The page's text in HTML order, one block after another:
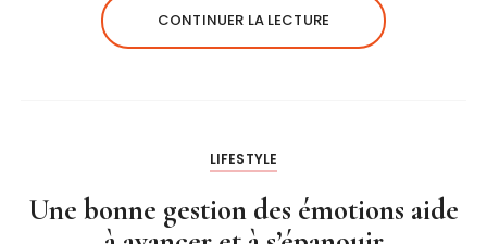
CONTINUER LA LECTURE
LIFESTYLE
Une bonne gestion des émotions aide